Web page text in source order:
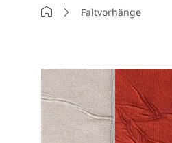
StartseiteFaltvorhänge